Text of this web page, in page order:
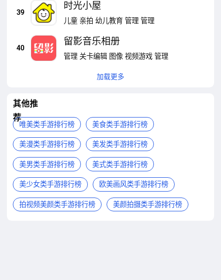
39
时光小屋
儿童 亲拍 幼儿教育 管理 管理
40
留影音乐相册
管理 关卡编辑 图像 视频游戏 管理
加载更多
其他推
荐
唯美类手游排行榜 美食类手游排行榜
美漫类手游排行榜 美发类手游排行榜
美男类手游排行榜 美式类手游排行榜
美少女类手游排行榜 欧美画风类手游排行榜
拍视频美颜类手游排行榜 美颜拍摄类手游排行榜